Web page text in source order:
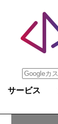
サービス